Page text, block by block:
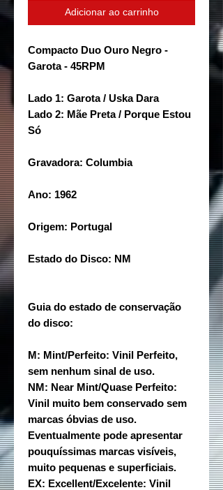
Adicionar ao carrinho
Compacto Duo Ouro Negro -
Garota - 45RPM
Lado 1: Garota / Uska Dara
Lado 2: Mãe Preta / Porque Estou
Só
Gravadora: Columbia
Ano: 1962
Origem: Portugal
Estado do Disco: NM
Guia do estado de conservação
do disco:
M: Mint/Perfeito: Vinil Perfeito,
sem nenhum sinal de uso.
NM: Near Mint/Quase Perfeito:
Vinil muito bem conservado sem
marcas óbvias de uso.
Eventualmente pode apresentar
pouquíssimas marcas visíveis,
muito pequenas e superficiais.
EX: Excellent/Excelente: Vinil